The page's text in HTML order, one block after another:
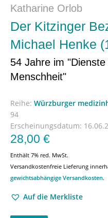
Katharine Orlob
Der Kitzinger
Michael Henke
54 Jahre im
Menschheit"
Reihe: Würzburger
94
Erscheinungsdatum:
28,00 €
Enthält 7% red. MwSt.
Versandkostenfreie Lieferung
gewichtsabhängige Versandkosten.
Auf die Merkliste